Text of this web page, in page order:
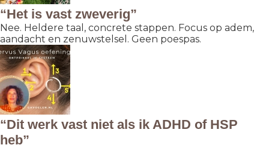
“Het is vast zweverig”
Nee. Heldere taal, concrete stappen. Focus op adem,
aandacht en zenuwstelsel. Geen poespas.
“Dit werk vast niet als ik ADHD of HSP
heb”